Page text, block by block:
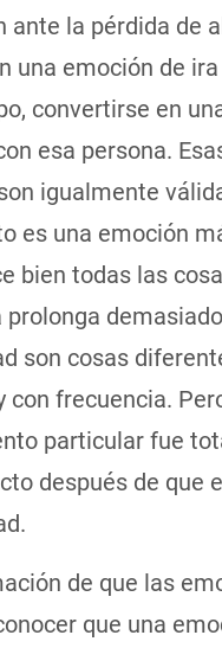
la pérdida de
una emoción de
convertirse en
esa persona.
igualmente
es una emoción
bien todas las
son cosas
con frecuencia.
particular fue
después de que
de que las
que una